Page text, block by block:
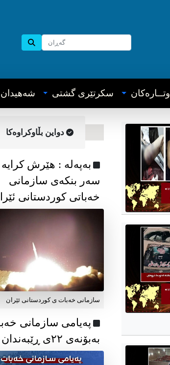
وتــاره‌کان سکرتێری گشتی شه‌هیدان
دواین بڵاوکراوه‌کا
به‌په‌له‌ : هێرش کرایە
سەر بنکەی سازمانی
خەباتی کوردستانی
سازمانی خەبات ی کوردستانی ئێران
پەیامی سازمانی
بەبۆنەی ۲۲ی ڕێبەندان